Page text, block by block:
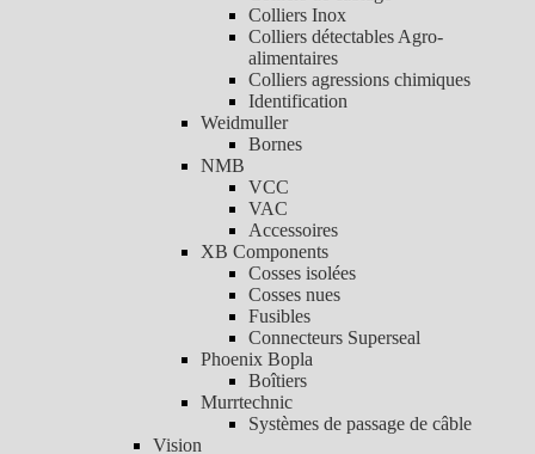
Colliers Inox
Colliers détectables Agro-
alimentaires
Colliers agressions chimiques
Identification
Weidmuller
Bornes
NMB
VCC
VAC
Accessoires
XB Components
Cosses isolées
Cosses nues
Fusibles
Connecteurs Superseal
Phoenix Bopla
Boîtiers
Murrtechnic
Systèmes de passage de câble
Vision